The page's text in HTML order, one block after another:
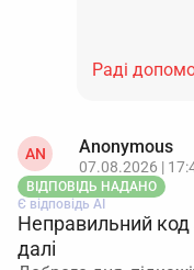
Раді
AN Anonymous
07.08.2026 |
ВІДПОВІДЬ НАДАНО
Є відповідь АІ
Неправильний код
далі